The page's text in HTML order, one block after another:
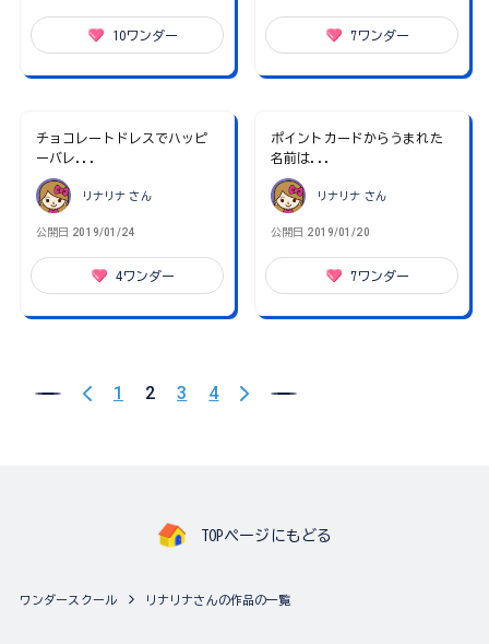
10ワンダー 7ワンダー
チョコレートドレスでハッピ
ーバレ...
リナリナ さん
公開日 2019/01/24
4ワンダー
ポイントカードからうまれた
名前は...
リナリナ さん
公開日 2019/01/20
7ワンダー
1 2 3 4
TOPページにもどる
ワンダースクール リナリナさんの作品の一覧